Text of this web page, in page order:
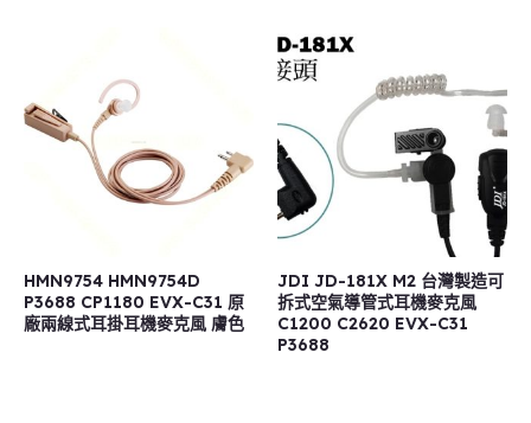
HMN9754 HMN9754D
P3688 CP1180 EVX-C31 原
廠兩線式耳掛耳機麥克風 膚色
JDI JD-181X M2 台灣製造可
拆式空氣導管式耳機麥克風
C1200 C2620 EVX-C31
P3688